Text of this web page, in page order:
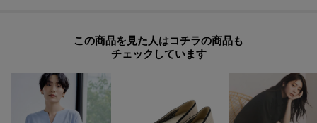
この商品を見た人はコチラの商品も
チェックしています